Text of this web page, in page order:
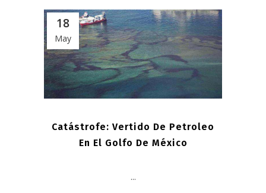
18
May
Catástrofe: Vertido De Petroleo
En El Golfo De México
...